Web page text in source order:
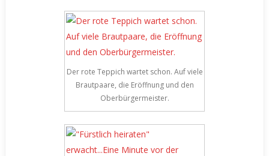
Der rote Teppich wartet schon. Auf viele
Brautpaare, die Eröffnung und den
Oberbürgermeister.